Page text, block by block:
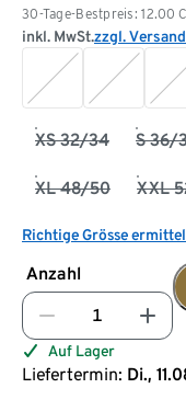
30-Tage-Bestpreis: 12.00
inkl. MwSt.zzgl.
XS 32/34 S 36/
XL 48/50 XXL
Richtige Grösse
Anzahl
Auf Lager
Liefertermin: Di.,